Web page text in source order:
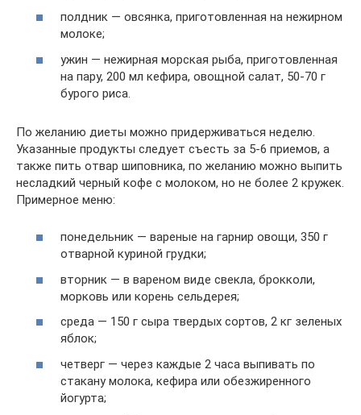
полдник — овсянка, приготовленная на нежирном
молоке;
ужин — нежирная морская рыба, приготовленная
на пару, 200 мл кефира, овощной салат, 50-70 г
бурого риса.
По желанию диеты можно придерживаться неделю.
Указанные продукты следует съесть за 5-6 приемов, а
также пить отвар шиповника, по желанию можно выпить
несладкий черный кофе с молоком, но не более 2 кружек.
Примерное меню:
понедельник — вареные на гарнир овощи, 350 г
отварной куриной грудки;
вторник — в вареном виде свекла, брокколи,
морковь или корень сельдерея;
среда — 150 г сыра твердых сортов, 2 кг зеленых
яблок;
четверг — через каждые 2 часа выпивать по
стакану молока, кефира или обезжиренного
йогурта;